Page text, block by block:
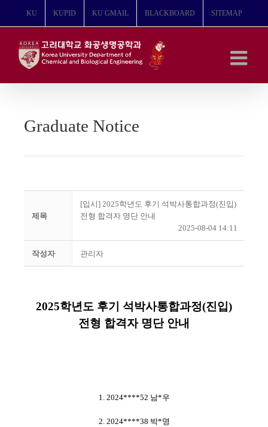
뛰
KU KUPID KU GMAIL BLACKBOARD SITEMAP
Graduate Notice
제목
[입시] 2025학년도 후기 석박사통합과정(진입)
전형 합격자 명단 안내
2025-08-04 14:11
작성자 관리자
2025학년도 후기 석박사통합과정(진입)
전형 합격자 명단 안내
1. 2024****52 남*우
2. 2024****38 박*명